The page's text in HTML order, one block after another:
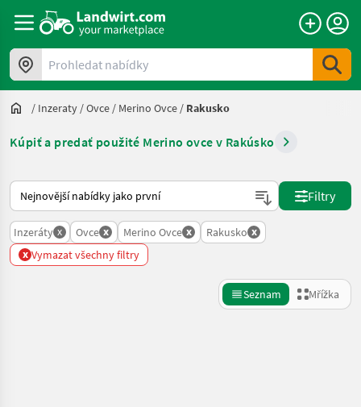
Prohledat nabídky
/ Inzeraty /Ovce / Merino Ovce / Rakusko
Kúpiť a predať použité Merino ovce v Rakúsko
Takto se řadí nabídky na Landwirt.com
Filtry
Inzeráty x Ovce x Merino Ovce x Rakusko x
x Vymazat všechny filtry
Seznam Mřížka